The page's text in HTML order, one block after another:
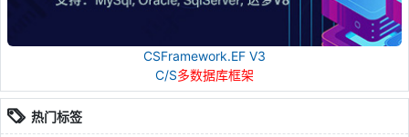
CSFramework.EF V3
C/S多数据库框架
热门标签